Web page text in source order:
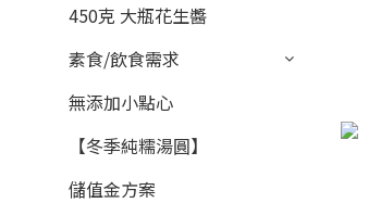
450克 大瓶花生醬
素食/飲食需求
無添加小點心
【冬季純糯湯圓】
儲值金方案